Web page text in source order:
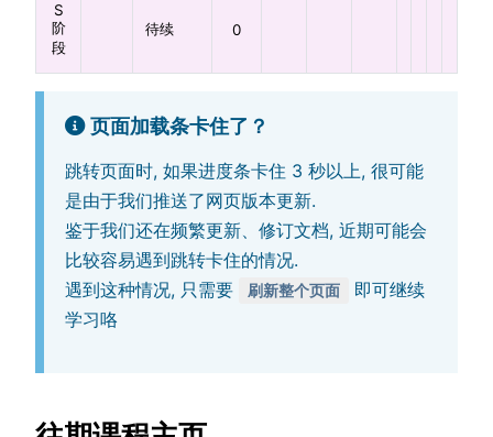
S
阶
段
待续 0
页面加载条卡住了？
跳转页面时, 如果进度条卡住 3 秒以上, 很可能
是由于我们推送了网页版本更新.
鉴于我们还在频繁更新、修订文档, 近期可能会
比较容易遇到跳转卡住的情况.
遇到这种情况, 只需要
刷新整个页面
即可继续
学习咯